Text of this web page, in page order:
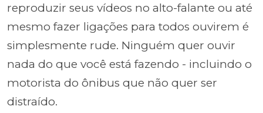
reproduzir seus vídeos no alto-falante ou até
mesmo fazer ligações para todos ouvirem é
simplesmente rude. Ninguém quer ouvir
nada do que você está fazendo - incluindo o
motorista do ônibus que não quer ser
distraído.